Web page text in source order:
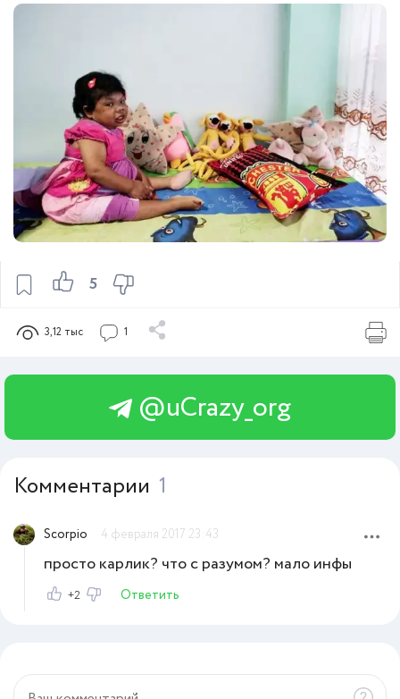
5
3,12 тыс 1
@uCrazy_org
Комментарии 1
Scorpio 4 февраля 2017 23:43
просто карлик? что с разумом? мало инфы
+2 Ответить